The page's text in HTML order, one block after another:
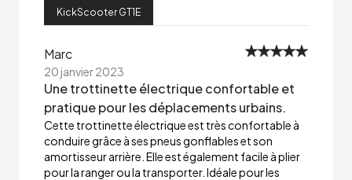
KickScooter GT1E
Marc
20 janvier 2023
Une trottinette électrique confortable et
pratique pour les déplacements urbains.
Cette trottinette électrique est très confortable à
conduire grâce à ses pneus gonflables et son
amortisseur arrière. Elle est également facile à plier
pour la ranger ou la transporter. Idéale pour les